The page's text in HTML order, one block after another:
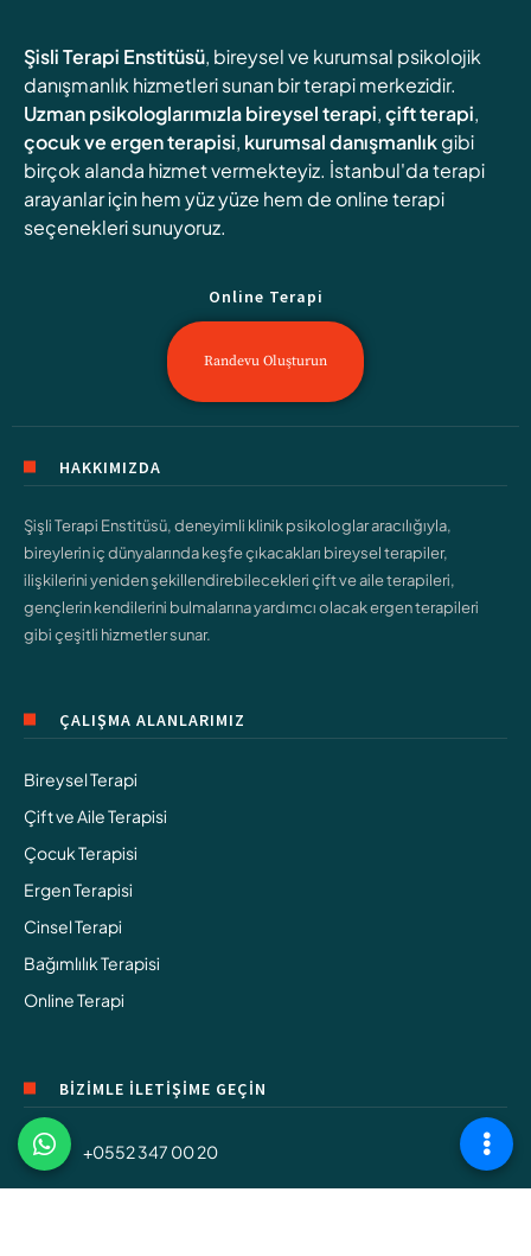
Şisli Terapi Enstitüsü, bireysel ve kurumsal psikolojik
danışmanlık hizmetleri sunan bir terapi merkezidir.
Uzman psikologlarımızlabireysel terapi,çift terapi,
çocuk ve ergen terapisi, kurumsal danışmanlıkgibi
birçok alanda hizmet vermekteyiz. İstanbul'da terapi
arayanlar için hem yüz yüze hem de online terapi
seçenekleri sunuyoruz.
Online Terapi
Randevu Oluşturun
HAKKIMIZDA
Şişli Terapi Enstitüsü, deneyimli klinik psikologlar aracılığıyla,
bireylerin iç dünyalarında keşfe çıkacakları bireysel terapiler,
ilişkilerini yeniden şekillendirebilecekleri çift ve aile terapileri,
gençlerin kendilerini bulmalarına yardımcı olacak ergen terapileri
gibi çeşitli hizmetler sunar.
ÇALIŞMA ALANLARIMIZ
Bireysel Terapi
Çift ve Aile Terapisi
Çocuk Terapisi
Ergen Terapisi
Cinsel Terapi
Bağımlılık Terapisi
Online Terapi
BİZİMLE İLETİŞİME GEÇİN
+0552 347 00 20